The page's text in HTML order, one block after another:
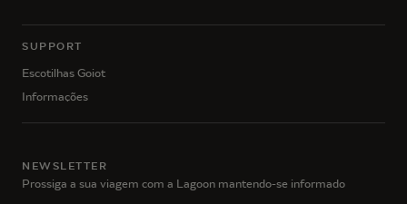
SUPPORT
Escotilhas Goiot
Informações
NEWSLETTER
Prossiga a sua viagem com a Lagoon mantendo-se informado